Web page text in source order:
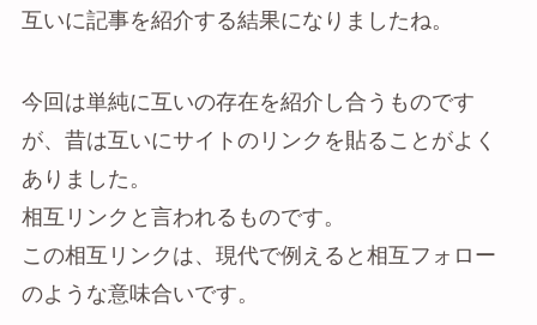
互いに記事を紹介する結果になりましたね。
今回は単純に互いの存在を紹介し合うものです
が、昔は互いにサイトのリンクを貼ることがよく
ありました。
相互リンクと言われるものです。
この相互リンクは、現代で例えると相互フォロー
のような意味合いです。